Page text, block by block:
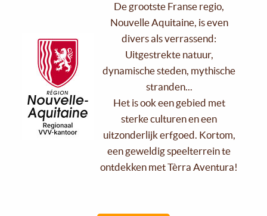
De grootste Franse regio,
Nouvelle Aquitaine, is even
divers als verrassend:
Uitgestrekte natuur,
dynamische steden, mythische
stranden...
Het is ook een gebied met
sterke culturen en een
uitzonderlijk erfgoed. Kortom,
een geweldig speelterrein te
ontdekken met Tèrra Aventura!